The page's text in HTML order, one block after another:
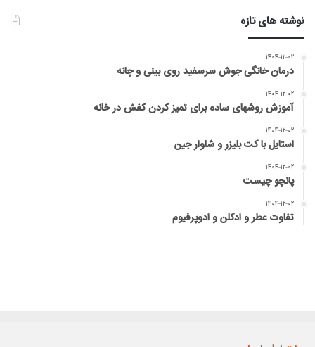
نوشته های تازه
۱۴۰۴-۱۲-۰۲
درمان خانگی جوش سرسفید روی بینی و چانه
۱۴۰۴-۱۲-۰۲
آموزش روشهای ساده برای تمیز کردن کفش در خانه
۱۴۰۴-۱۲-۰۲
استایل با کت بلیزر و شلوار جین
۱۴۰۴-۱۲-۰۲
پانچو چیست
۱۴۰۴-۱۲-۰۲
تفاوت عطر و ادکلن و ادوپرفیوم